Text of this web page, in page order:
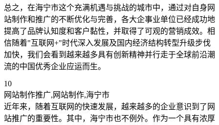
总之，在海宁市这个充满机遇与挑战的城市中，通过对自身网
站制作和推广的不断优化与完善，各大企事业单位已经成功地
提高了品牌认知度和客户黏性，并取得了可观的营销成效。相
信随着"互联网+"时代深入发展及国内经济结构转型升级步伐
加快，我们会看到越来越多具有创新精神并行走于全球前沿潮
流的中国优秀企业应运而生。
10
网站制作推广,网站制作,海宁市
近年来，随着互联网的快速发展，越来越多的企业意识到了网
站推广的重要性。其中，海宁市也不例外。作为一个具有浓厚